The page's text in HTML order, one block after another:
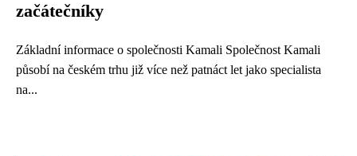
začátečníky
Základní informace o společnosti Kamali Společnost Kamali
působí na českém trhu již více než patnáct let jako specialista
na...